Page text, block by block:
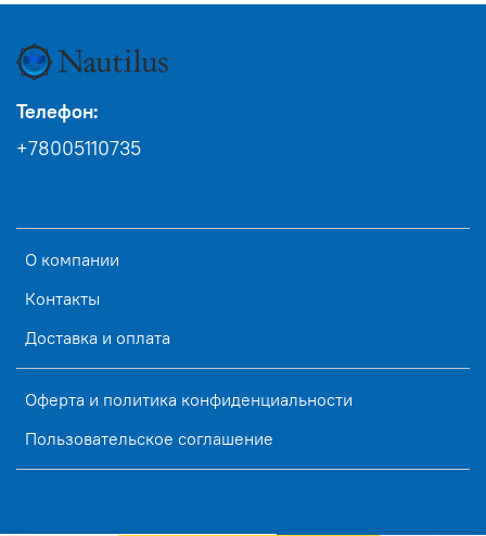
О компании
Контакты
Доставка и оплата
Оферта и политика конфиденциальности
Пользовательское соглашение
Телефон:
+78005110735